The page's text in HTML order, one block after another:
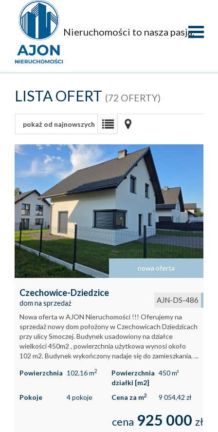
Nieruchomości to nasza pasja.
Obiekty
Kontakt
Kredyty
LISTA OFERT (72 OFERTY)
pokaż od najnowszych
nowa oferta
Czechowice-Dziedzice
dom na sprzedaż AJN-DS-486
Nowa oferta w AJON Nieruchomości !!! Oferujemy na
sprzedaż nowy dom położony w Czechowicach Dziedzicach
przy ulicy Smoczej. Budynek usadowiony na działce
wielkości 450m2 , powierzchnia użytkowa wynosi około
102 m2. Budynek wykończony nadaje się do zamieszkania, ...
Powierzchnia 102,16 m2
Powierzchnia
działki [m2]
450 m²
Pokoje 4 pokoje Cena za m2 9 054,42 zł
cena 925 000 zł